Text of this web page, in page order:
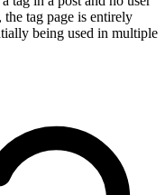
tag page is entirely
being used in multiple